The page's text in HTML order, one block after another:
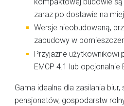
zaraz po dostawie na
Wersje nieobudowaną,
zabudowy w
Przyjazne użytkownikowi
EMCP 4.1 lub opcjonalnie
Gama idealna dla zasilania biur,
pensjonatów, gospodarstw